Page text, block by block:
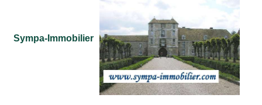
Sympa-Immobilier